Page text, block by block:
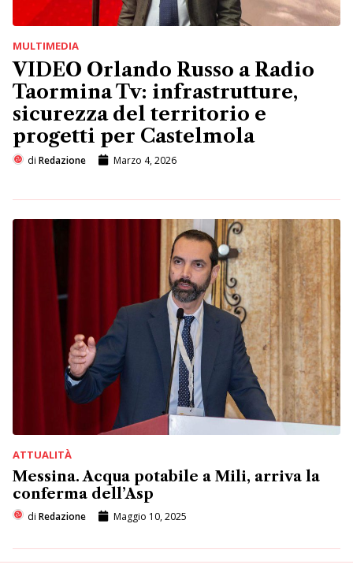
MULTIMEDIA
VIDEO Orlando Russo a Radio
Taormina Tv: infrastrutture,
sicurezza del territorio e
progetti per Castelmola
di Redazione Marzo 4, 2026
ATTUALITÀ
Messina. Acqua potabile a Mili, arriva la
conferma dell’Asp
di Redazione Maggio 10, 2025